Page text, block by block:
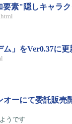
素"隠しキャラ
」をVer0.37に更
オーにて委託販売
うです